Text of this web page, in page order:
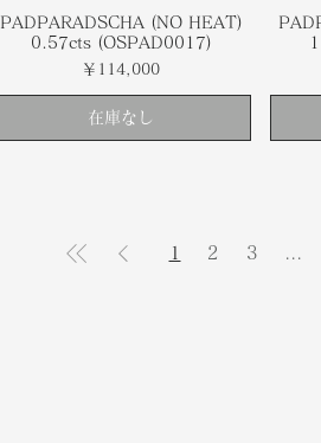
PADPARADSCHA (NO HEAT)
0.57cts (OSPAD0017)
価格
￥114,000
在庫なし
1 2 3 ...